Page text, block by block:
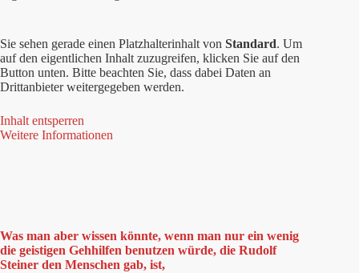
Sie sehen gerade einen Platzhalterinhalt von Standard. Um
auf den eigentlichen Inhalt zuzugreifen, klicken Sie auf den
Button unten. Bitte beachten Sie, dass dabei Daten an
Drittanbieter weitergegeben werden.
Inhalt entsperren
Weitere Informationen
Was man aber wissen könnte, wenn man nur ein wenig
die geistigen Gehhilfen benutzen würde, die Rudolf
Steiner den Menschen gab, ist,